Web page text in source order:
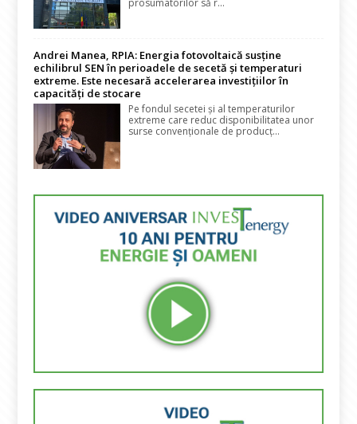
prosumatorilor să r...
Andrei Manea, RPIA: Energia fotovoltaică susține
echilibrul SEN în perioadele de secetă și temperaturi
extreme. Este necesară accelerarea investițiilor în
capacități de stocare
Pe fondul secetei și al temperaturilor
extreme care reduc disponibilitatea unor
surse convenționale de producț...